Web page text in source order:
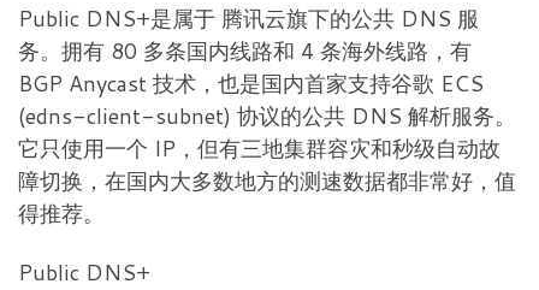
Public DNS+是属于 腾讯云旗下的公共 DNS 服
务。拥有 80 多条国内线路和 4 条海外线路，有
BGP Anycast 技术，也是国内首家支持谷歌 ECS
(edns-client-subnet) 协议的公共 DNS 解析服务。
它只使用一个 IP，但有三地集群容灾和秒级自动故
障切换，在国内大多数地方的测速数据都非常好，值
得推荐。
Public DNS+